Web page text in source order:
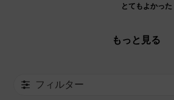
とてもよかった
もっと見る
フィルター